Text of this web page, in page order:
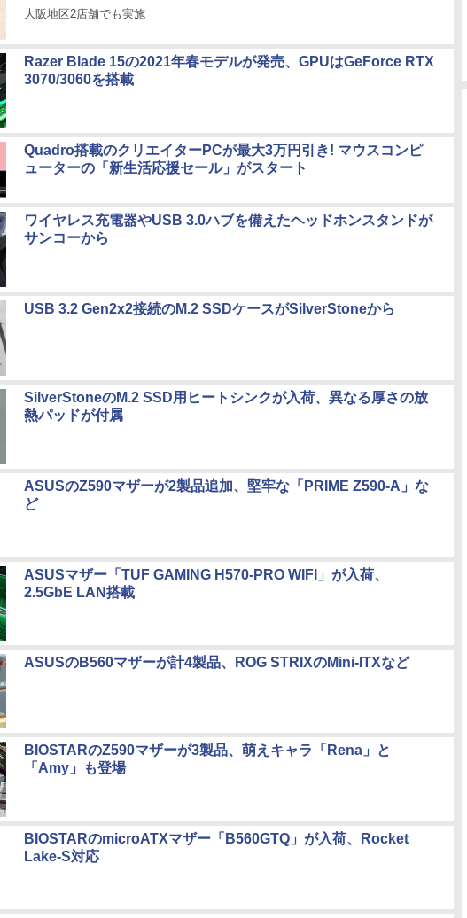
大阪地区2店舗でも実施
Razer Blade 15の2021年春モデルが発売、GPUはGeForce RTX
3070/3060を搭載
Quadro搭載のクリエイターPCが最大3万円引き! マウスコンピ
ューターの「新生活応援セール」がスタート
ワイヤレス充電器やUSB 3.0ハブを備えたヘッドホンスタンドが
サンコーから
USB 3.2 Gen2x2接続のM.2 SSDケースがSilverStoneから
SilverStoneのM.2 SSD用ヒートシンクが入荷、異なる厚さの放
熱パッドが付属
ASUSのZ590マザーが2製品追加、堅牢な「PRIME Z590-A」な
ど
ASUSマザー「TUF GAMING H570-PRO WIFI」が入荷、
2.5GbE LAN搭載
ASUSのB560マザーが計4製品、ROG STRIXのMini-ITXなど
BIOSTARのZ590マザーが3製品、萌えキャラ「Rena」と
「Amy」も登場
BIOSTARのmicroATXマザー「B560GTQ」が入荷、Rocket
Lake-S対応